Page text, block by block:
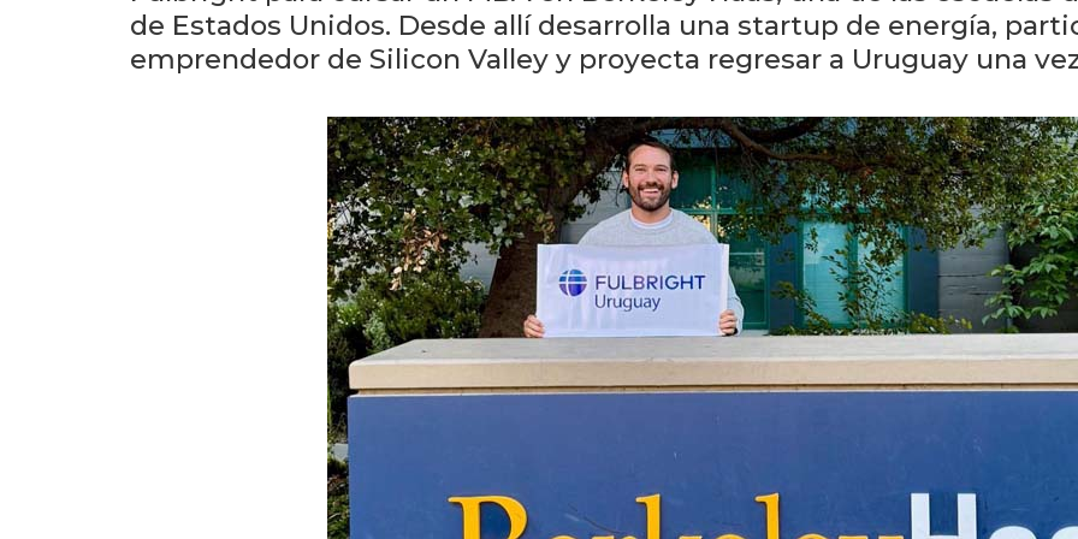
de Estados Unidos. Desde allí desarrolla una startup de energía,
emprendedor de Silicon Valley y proyecta regresar a Uruguay una